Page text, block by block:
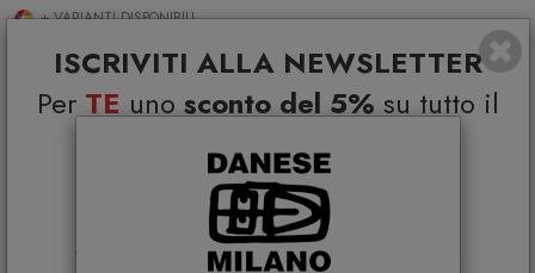
ISCRIVITI ALLA NEWSLETTER
Per TE uno sconto del 5% su tutto il
catalogo e
Coupon esclusivi su brand
selezionati*
*Coupon non cumulabile con altre promo e non
+ VARIANTI DISPONIBILI